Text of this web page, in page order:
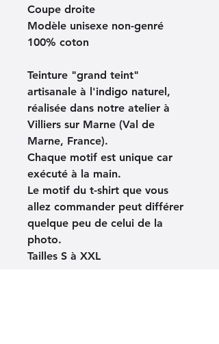
Coupe droite
Modèle unisexe non-genré
100% coton
Teinture "grand teint"
artisanale à l'indigo naturel,
réalisée dans notre atelier à
Villiers sur Marne (Val de
Marne, France).
Chaque motif est unique car
exécuté à la main.
Le motif du t-shirt que vous
allez commander peut différer
quelque peu de celui de la
photo.
Tailles S à XXL